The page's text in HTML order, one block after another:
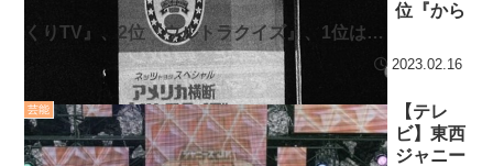
位『から
くりTV』、2位『ウルトラクイズ』、1位は…
2023.02.16
芸能
【テレ
ビ】東西
ジャニー